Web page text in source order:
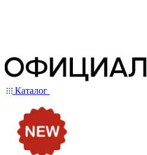
Каталог